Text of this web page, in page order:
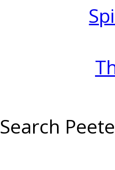
Search